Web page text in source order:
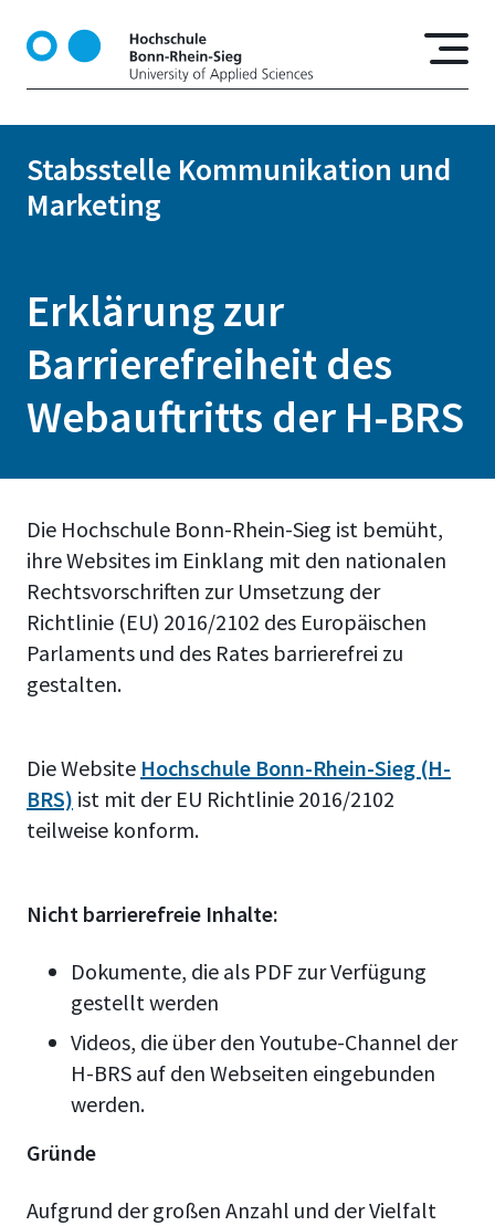
k
Stabsstelle Kommunikation und
Marketing
Erklärung zur
Barrierefreiheit des
Webauftritts der H-BRS
Die Hochschule Bonn-Rhein-Sieg ist bemüht,
ihre Websites im Einklang mit den nationalen
Rechtsvorschriften zur Umsetzung der
Richtlinie (EU) 2016/2102 des Europäischen
Parlaments und des Rates barrierefrei zu
gestalten.
Die Website Hochschule Bonn-Rhein-Sieg (H-
BRS) ist mit der EU Richtlinie 2016/2102
teilweise konform.
Nicht barrierefreie Inhalte:
Dokumente, die als PDF zur Verfügung
gestellt werden
Videos, die über den Youtube-Channel der
H-BRS auf den Webseiten eingebunden
werden.
Gründe
Aufgrund der großen Anzahl und der Vielfalt